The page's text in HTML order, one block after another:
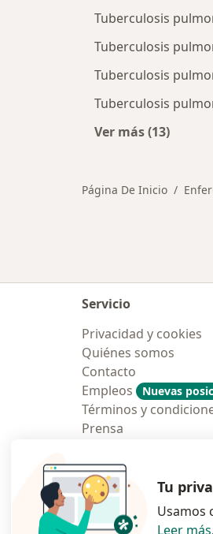
Tuberculosis
Tuberculosis
Tuberculosis
Tuberculosis
Ver más (13)
Página De Inicio
Servicio
Privacidad y cookies
Quiénes somos
Contacto
Empleos
Nuevas
Términos y
Prensa
Tu
Usamos
Leer más.